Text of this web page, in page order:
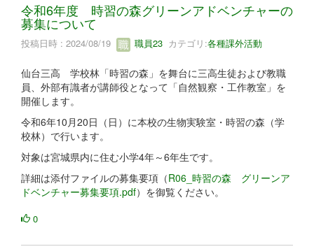
令和6年度 時習の森グリーンアドベンチャーの
募集について
投稿日時 : 2024/08/19 職員23 カテゴリ:各種課外活動
仙台三高 学校林「時習の森」を舞台に三高生徒および教職
員、外部有識者が講師役となって「自然観察・工作教室」を
開催します。
令和6年10月20日（日）に本校の生物実験室・時習の森（学
校林）で行います。
対象は宮城県内に住む小学4年～6年生です。
詳細は添付ファイルの募集要項（R06_時習の森 グリーンア
ドベンチャー募集要項.pdf）を御覧ください。
0